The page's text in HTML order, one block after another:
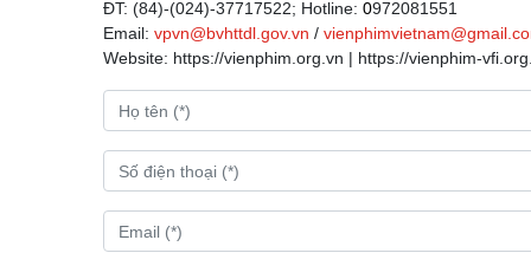
ĐT: (84)-(024)-37717522; Hotline: 0972081551
Email: vpvn@bvhttdl.gov.vn /
Website: https://vienphim.org.vn | https://vienphim-